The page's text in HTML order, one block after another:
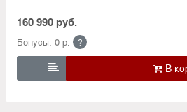
160 990 руб.
Бонусы: 0 р. ?
